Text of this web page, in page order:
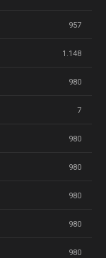
957
1.148
980
7
980
980
980
980
980